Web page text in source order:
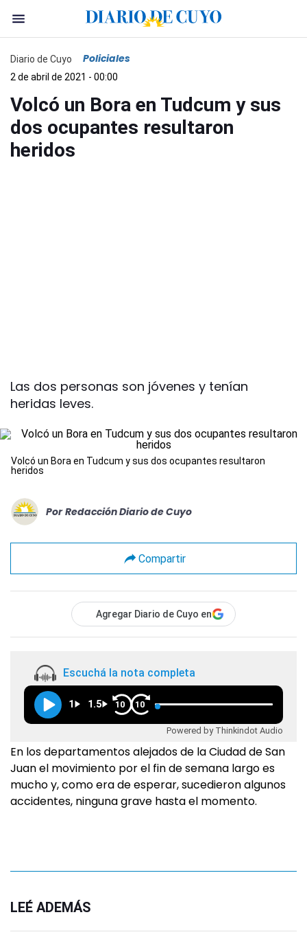
Diario de Cuyo Policiales
2 de abril de 2021 - 00:00
Volcó un Bora en Tudcum y sus
dos ocupantes resultaron
heridos
Las dos personas son jóvenes y tenían
heridas leves.
Volcó un Bora en Tudcum y sus dos ocupantes resultaron
heridos
Por Redacción Diario de Cuyo
Compartir
Agregar Diario de Cuyo en
Escuchá la nota completa
1 1.5 10 10
Powered by Thinkindot Audio
En los departamentos alejados de la Ciudad de San
Juan el movimiento por el fin de semana largo es
mucho y, como era de esperar, sucedieron algunos
accidentes, ninguna grave hasta el momento.
LEÉ ADEMÁS